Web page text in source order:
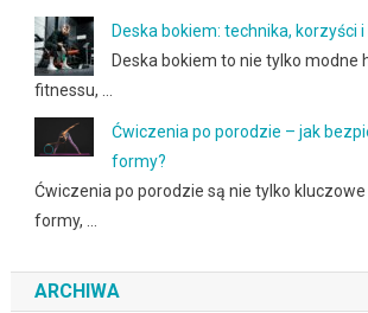
Deska bokiem: technika, korzyści
Deska bokiem to nie tylko modne
fitnessu, …
Ćwiczenia po porodzie – jak
formy?
Ćwiczenia po porodzie są nie tylko
formy, …
ARCHIWA